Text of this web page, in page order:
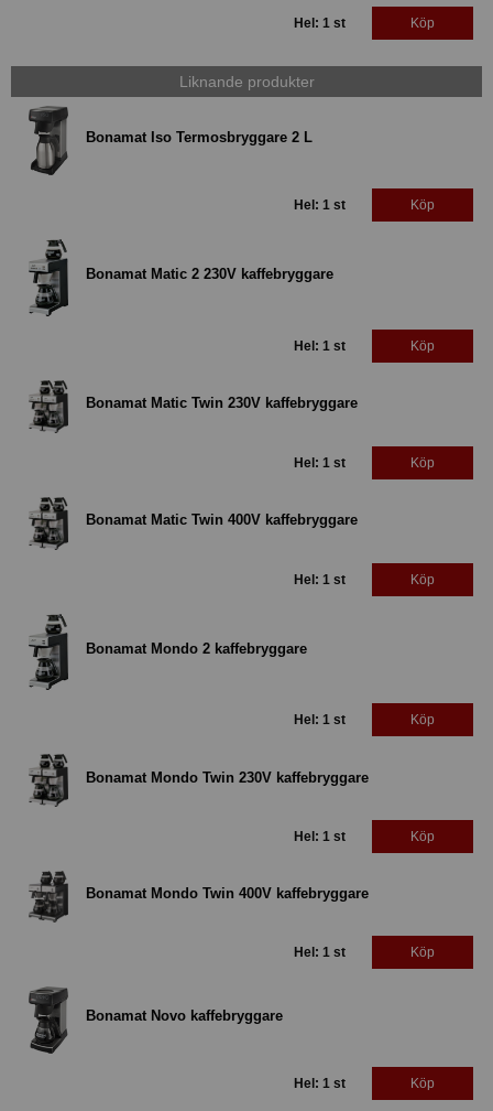
Hel: 1 st Köp
Liknande produkter
Bonamat Iso Termosbryggare 2 L
Hel: 1 st Köp
Bonamat Matic 2 230V kaffebryggare
Hel: 1 st Köp
Bonamat Matic Twin 230V kaffebryggare
Hel: 1 st Köp
Bonamat Matic Twin 400V kaffebryggare
Hel: 1 st Köp
Bonamat Mondo 2 kaffebryggare
Hel: 1 st Köp
Bonamat Mondo Twin 230V kaffebryggare
Hel: 1 st Köp
Bonamat Mondo Twin 400V kaffebryggare
Hel: 1 st Köp
Bonamat Novo kaffebryggare
Hel: 1 st Köp